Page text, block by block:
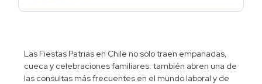
Las Fiestas Patrias en Chile no solo traen empanadas,
cueca y celebraciones familiares: también abren una de
las consultas más frecuentes en el mundo laboral y de